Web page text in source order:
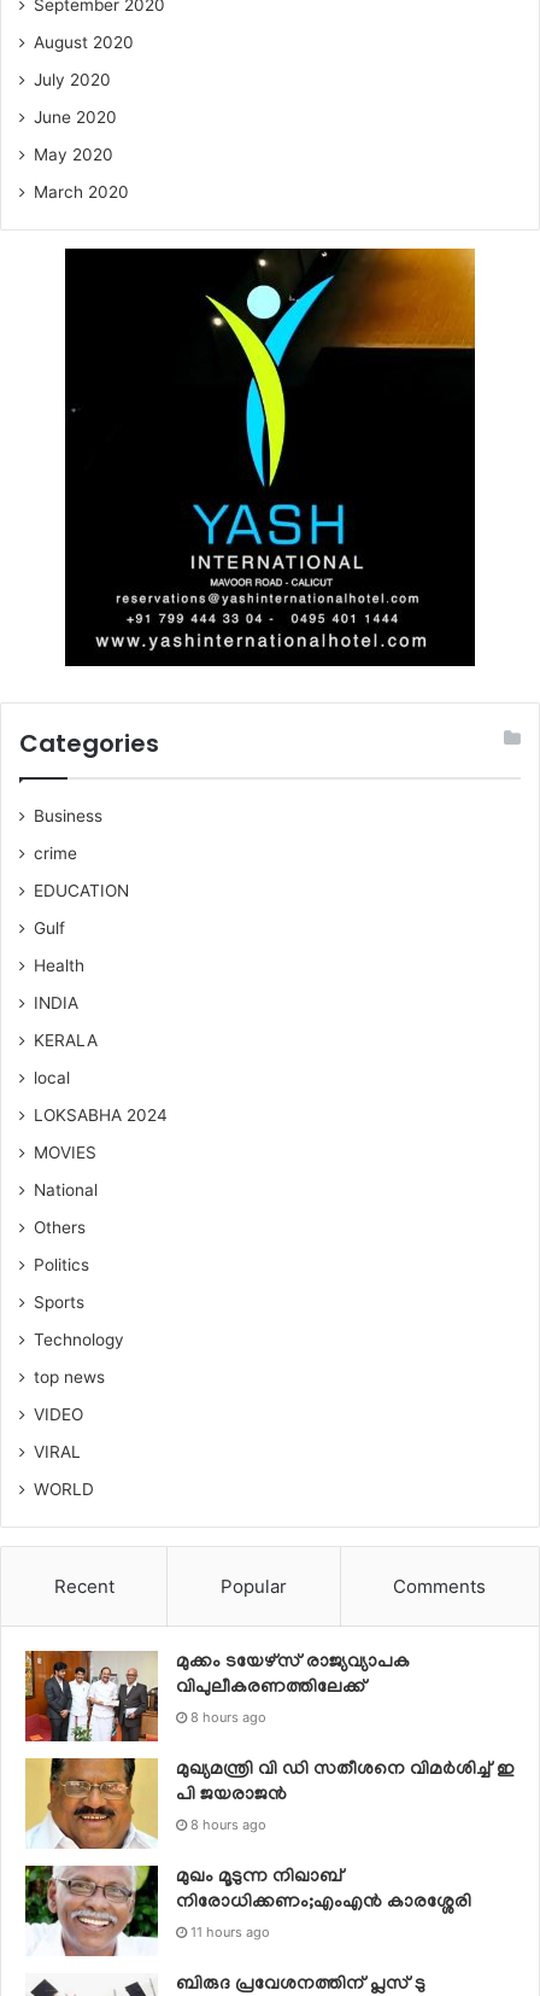
September 2020
August 2020
July 2020
June 2020
May 2020
March 2020
Categories
Business
crime
EDUCATION
Gulf
Health
INDIA
KERALA
local
LOKSABHA 2024
MOVIES
National
Others
Politics
Sports
Technology
top news
VIDEO
VIRAL
WORLD
Recent Popular Comments
മുക്കം ടയേഴ്സ് രാജ്യവ്യാപക
വിപുലീകരണത്തിലേക്ക്
8 hours ago
മുഖ്യമന്ത്രി വി ഡി സതീശനെ വിമര്‍ശിച്ച് ഇ
പി ജയരാജന്‍
8 hours ago
മുഖം മൂടുന്ന നിഖാബ്
നിരോധിക്കണം;എംഎൻ കാരശ്ശേരി
11 hours ago
ബിരുദ പ്രവേശനത്തിന് പ്ലസ് ടു